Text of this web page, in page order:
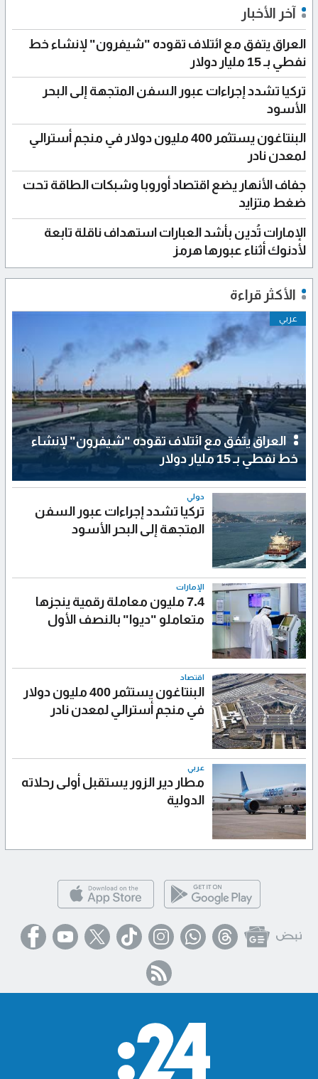
آخر الأخبار
العراق يتفق مع ائتلاف تقوده "شيفرون" لإنشاء خط
نفطي بـ 15 مليار دولار
تركيا تشدد إجراءات عبور السفن المتجهة إلى البحر
الأسود
البنتاغون يستثمر 400 مليون دولار في منجم أسترالي
لمعدن نادر
جفاف الأنهار يضع اقتصاد أوروبا وشبكات الطاقة تحت
ضغط متزايد
الإمارات تُدين بأشد العبارات استهداف ناقلة تابعة
لأدنوك أثناء عبورها هرمز
الأكثر قراءة
عربي
العراق يتفق مع ائتلاف تقوده "شيفرون" لإنشاء
خط نفطي بـ 15 مليار دولار
دولي
تركيا تشدد إجراءات عبور السفن
المتجهة إلى البحر الأسود
الإمارات
7.4 مليون معاملة رقمية ينجزها
متعاملو "ديوا" بالنصف الأول
اقتصاد
البنتاغون يستثمر 400 مليون دولار
في منجم أسترالي لمعدن نادر
عربي
مطار دير الزور يستقبل أولى رحلاته
الدولية